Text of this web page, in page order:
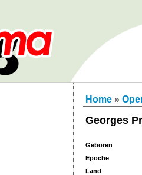
Home »
Georges
Geboren
Epoche
Land